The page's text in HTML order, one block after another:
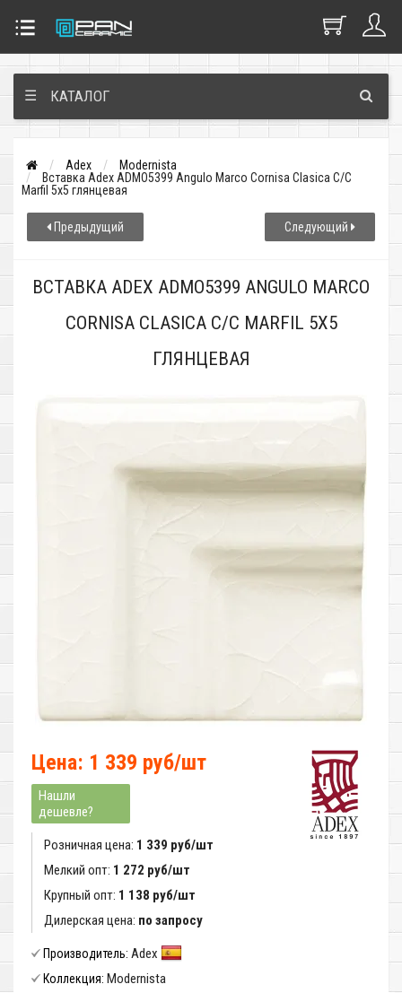
☰ КАТАЛОГ
Adex
Modernista
Вставка Adex ADMO5399 Angulo Marco Cornisa Clasica C/C
Marfil 5x5 глянцевая
Предыдущий Следующий
ВСТАВКА ADEX ADMO5399 ANGULO MARCO
CORNISA CLASICA C/C MARFIL 5X5
ГЛЯНЦЕВАЯ
Цена: 1 339 руб/шт
Нашли
дешевле?
Розничная цена: 1 339 руб/шт
Мелкий опт: 1 272 руб/шт
Крупный опт: 1 138 руб/шт
Дилерская цена: по запросу
Производитель: Adex
Коллекция: Modernista